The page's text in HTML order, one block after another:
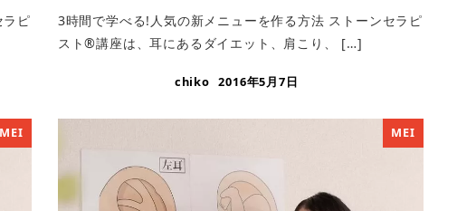
ピ
3時間で学べる!人気の新メニューを作る方法 ストーンセラピ
スト®講座は、耳にあるダイエット、肩こり、 […]
chiko 2016年5月7日
MEI MEI